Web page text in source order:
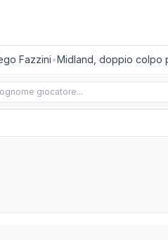
Fazzini•Midland, doppio colpo